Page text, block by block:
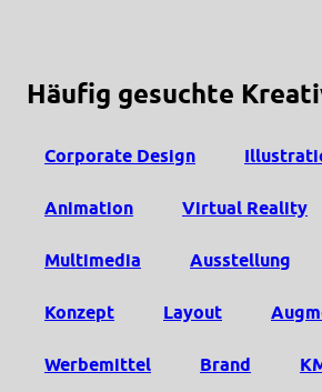
Häufig gesuchte
Corporate Design
Animation Virtual Reality
Multimedia Ausstellung
Konzept Layout
Werbemittel Brand